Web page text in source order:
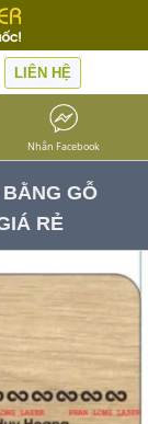
LIÊN HỆ
Nhắn Facebook
GỖ
RẺ